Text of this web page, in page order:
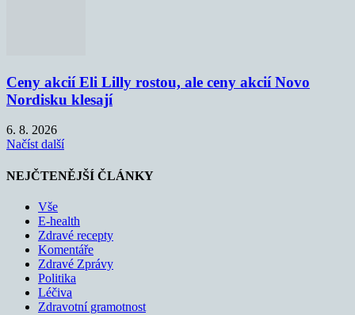
Ceny akcií Eli Lilly rostou, ale ceny akcií Novo
Nordisku klesají
6. 8. 2026
Načíst další
NEJČTENĚJŠÍ ČLÁNKY
Vše
E-health
Zdravé recepty
Komentáře
Zdravé Zprávy
Politika
Léčiva
Zdravotní gramotnost